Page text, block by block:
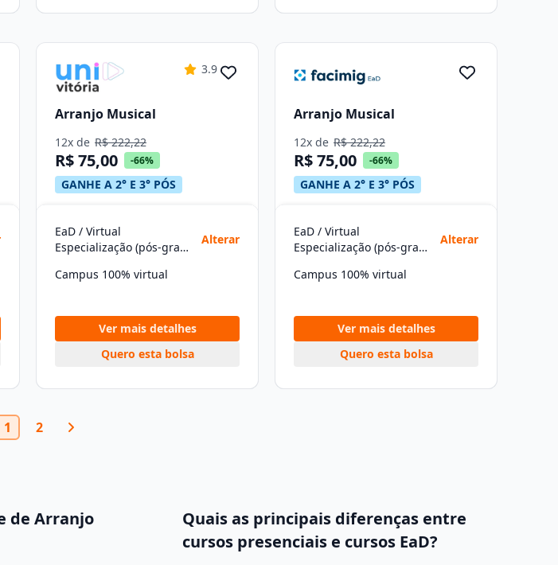
3.9
Arranjo Musical
12x de R$ 222,22
R$ 75,00 -66%
GANHE A 2° E 3° PÓS
EaD / Virtual
Especialização (pós-graduação)
Alterar
Campus 100% virtual
Ver mais detalhes
Quero esta bolsa
Arranjo Musical
12x de R$ 222,22
R$ 75,00 -66%
GANHE A 2° E 3° PÓS
EaD / Virtual
Especialização (pós-graduação)
Alterar
Campus 100% virtual
Ver mais detalhes
Quero esta bolsa
1 2
de Arranjo
Quais as principais diferenças entre
cursos presenciais e cursos EaD?